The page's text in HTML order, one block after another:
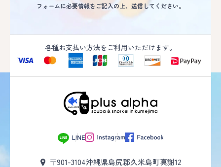
フォームに必要情報をご記入の上、送信してください。
各種お支払い方法をご利用いただけます。
〒901-3104沖縄県島尻郡久米島町真謝12